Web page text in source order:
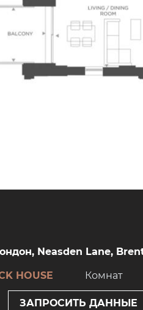
Neasden Lane,
HOUSE Комнат
ЗАПРОСИТЬ ДАННЫЕ